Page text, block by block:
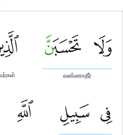
எண்ணாதீர்